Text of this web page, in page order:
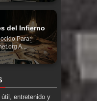
del Infierno
Para:
A...
entretenido y